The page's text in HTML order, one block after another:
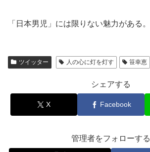
「日本男児」には限りない魅力がある。
ツイッター 人の心に灯を灯す 笹幸恵
シェアする
X Facebook
管理者をフォローする